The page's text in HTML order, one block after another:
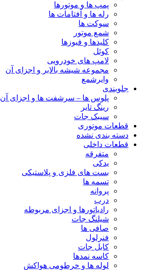
پمپ ها و موتورها
رله ها و آفتامات ها
سوکت ها
شمع موتور
کلیدها و فیوزها
کوئل
لامپ های خودرویی
مجموعه شیشه بالابر و اجزای آن
وایرشمع
جلوبندی
پلوس ها – سرشفت ها و اجزای آن
رینگ تایر
سیبک جات
قطعات موتوری
دسته بندی نشده
قطعات داخلی
متفرقه
یدکی
بست های فلزی و پلاستیکی
تسمه ها
پروانه
درب
رادیاتورها و اجزای مربوطه
شیلنگ جات
صافی ها
فنرلول
کابل جات
کاسه نمدها
لوله ها و خرطومی هواکش